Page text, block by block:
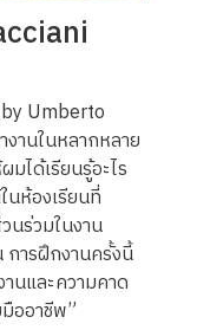
by Umberto
านในหลากหลาย
ได้เรียนรู้อะไร
ห้องเรียนที่
นร่วมในงาน
การฝึกงานครั้งนี้
านและความคาด
ออาชีพ”